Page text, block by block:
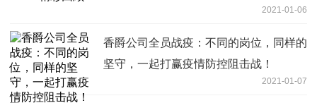
2021-01-06
香爵公司全员战疫：不同的岗位，同样的
坚守，一起打赢疫情防控阻击战！
2021-01-07